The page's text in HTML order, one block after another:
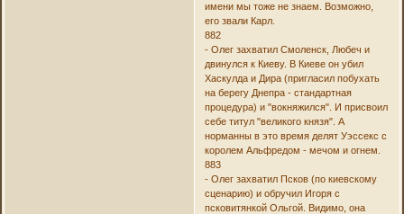
имени мы тоже не знаем. Возможно,
его звали Карл.
882
- Олег захватил Смоленск, Любеч и
двинулся к Киеву. В Киеве он убил
Хаскулда и Дира (пригласил побухать
на берегу Днепра - стандартная
процедура) и "вокняжился". И присвоил
себе титул "великого князя". А
норманны в это время делят Уэссекс с
королем Альфредом - мечом и огнем.
883
- Олег захватил Псков (по киевскому
сценарию) и обручил Игоря с
псковитянкой Ольгой. Видимо, она